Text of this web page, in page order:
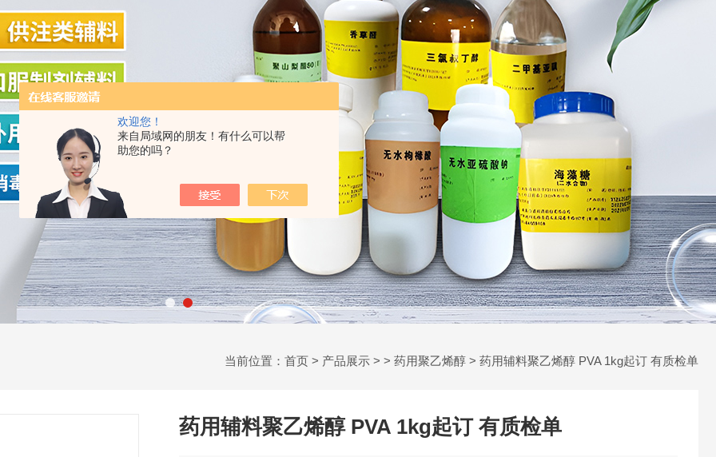
欢迎您！
来自局域网的朋友！有什么可以帮
助您的吗？
当前位置： 首页 > 产品展示 > > 药用聚乙烯醇 > 药用辅料聚乙烯醇 PVA 1kg起订 有质检单
药用辅料聚乙烯醇 PVA 1kg起订 有质检单